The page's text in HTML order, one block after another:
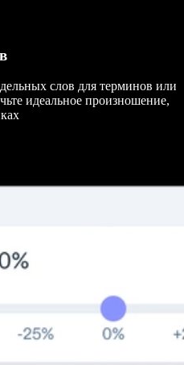
слов для терминов или
идеальное произношение,